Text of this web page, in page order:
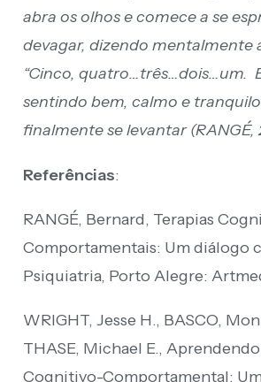
abra os olhos e comece a se
devagar, dizendo mentalmente
“Cinco, quatro…três…dois…um.
sentindo bem, calmo e
finalmente se levantar (RANGÉ,
Referências:
RANGÉ, Bernard, Terapias
Comportamentais: Um diálogo
Psiquiatria, Porto Alegre:
WRIGHT, Jesse H., BASCO,
THASE, Michael E.,
Cognitivo-Comportamental: